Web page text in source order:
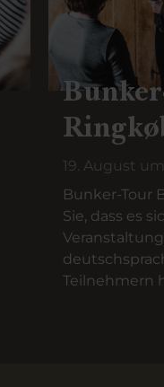
19. August
Bunker-Tour
Sie, dass es
Teilnehmern